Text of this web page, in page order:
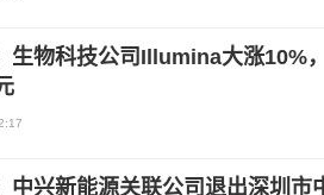
生物科技公司Illumina大涨10%
中兴新能源关联公司退出深圳市